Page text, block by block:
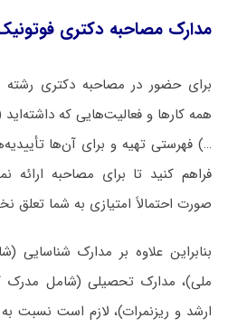
مدارک مصاحبه دکتری
برای حضور در مصاحبه دکتری رشته
همه کارها و فعالیت‌هایی که داشته‌اید
…) فهرستی تهیه و برای آن‌ها
فراهم کنید تا برای مصاحبه ارائه
صورت احتمالاً امتیازی به شما تعلق
بنابراین علاوه بر مدارک شناسایی
ملی)، مدارک تحصیلی (شامل مدرک
ارشد و ریزنمرات)، لازم است نسبت